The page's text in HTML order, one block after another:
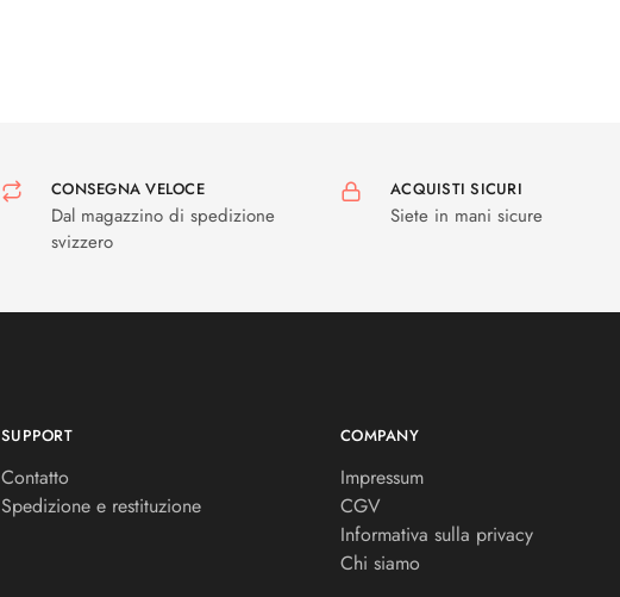
CONSEGNA VELOCE
Dal magazzino di spedizione
svizzero
ACQUISTI SICURI
Siete in mani sicure
SUPPORT
Contatto
Spedizione e restituzione
COMPANY
Impressum
CGV
Informativa sulla privacy
Chi siamo